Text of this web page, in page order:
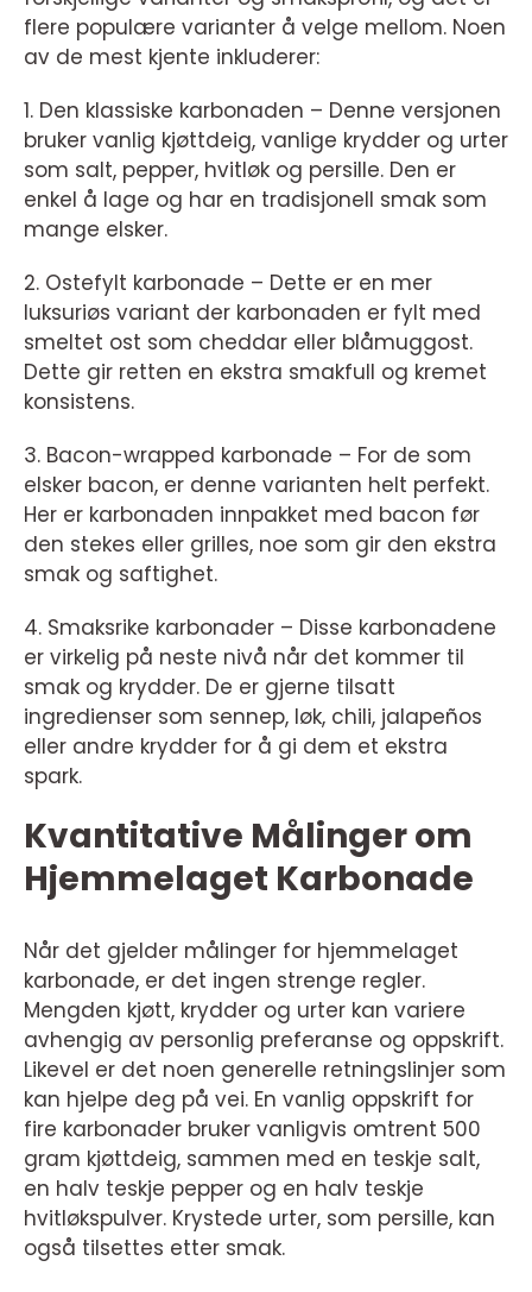
flere populære varianter å velge mellom. Noen
av de mest kjente inkluderer:
1. Den klassiske karbonaden – Denne versjonen
bruker vanlig kjøttdeig, vanlige krydder og urter
som salt, pepper, hvitløk og persille. Den er
enkel å lage og har en tradisjonell smak som
mange elsker.
2. Ostefylt karbonade – Dette er en mer
luksuriøs variant der karbonaden er fylt med
smeltet ost som cheddar eller blåmuggost.
Dette gir retten en ekstra smakfull og kremet
konsistens.
3. Bacon-wrapped karbonade – For de som
elsker bacon, er denne varianten helt perfekt.
Her er karbonaden innpakket med bacon før
den stekes eller grilles, noe som gir den ekstra
smak og saftighet.
4. Smaksrike karbonader – Disse karbonadene
er virkelig på neste nivå når det kommer til
smak og krydder. De er gjerne tilsatt
ingredienser som sennep, løk, chili, jalapeños
eller andre krydder for å gi dem et ekstra
spark.
Kvantitative Målinger om
Hjemmelaget Karbonade
Når det gjelder målinger for hjemmelaget
karbonade, er det ingen strenge regler.
Mengden kjøtt, krydder og urter kan variere
avhengig av personlig preferanse og oppskrift.
Likevel er det noen generelle retningslinjer som
kan hjelpe deg på vei. En vanlig oppskrift for
fire karbonader bruker vanligvis omtrent 500
gram kjøttdeig, sammen med en teskje salt,
en halv teskje pepper og en halv teskje
hvitløkspulver. Krystede urter, som persille, kan
også tilsettes etter smak.